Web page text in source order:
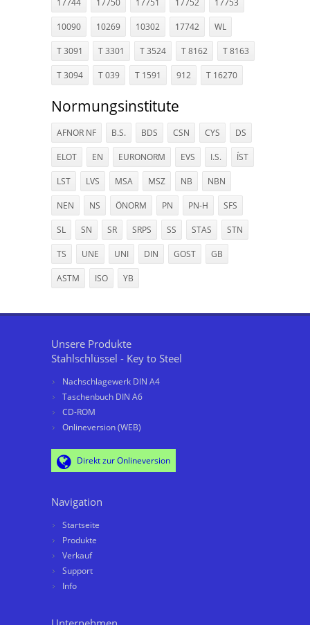
17744 17750 17751 17752 17753
10090 10269 10302 17742 WL
T 3091 T 3301 T 3524 T 8162 T 8163
T 3094 T 039 T 1591 912 T 16270
Normungsinstitute
AFNOR NF B.S. BDS CSN CYS DS
ELOT EN EURONORM EVS I.S. ÍST
LST LVS MSA MSZ NB NBN
NEN NS ÖNORM PN PN-H SFS
SL SN SR SRPS SS STAS STN
TS UNE UNI DIN GOST GB
ASTM ISO YB
Unsere Produkte
Stahlschlüssel - Key to Steel
Nachschlagewerk DIN A4
Taschenbuch DIN A6
CD-ROM
Onlineversion (WEB)
Direkt zur Onlineversion
Navigation
Startseite
Produkte
Verkauf
Support
Info